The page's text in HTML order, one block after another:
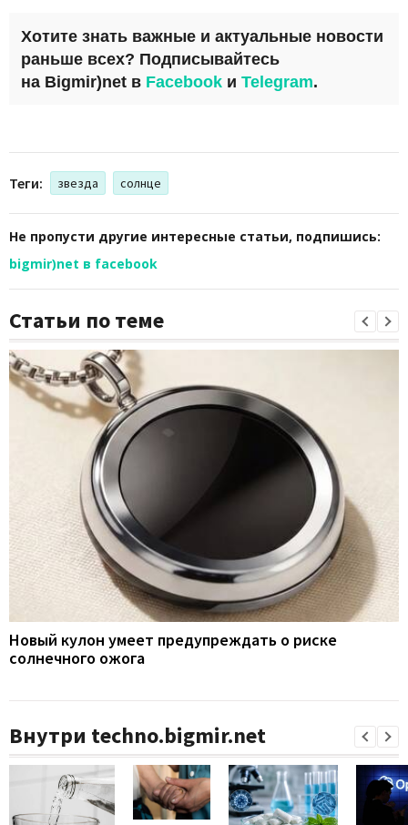
Хотите знать важные и актуальные новости
раньше всех? Подписывайтесь
на Bigmir)net в Facebook и Telegram.
Теги: звезда солнце
Не пропусти другие интересные статьи, подпишись:
bigmir)net в facebook
Статьи по теме
Новый кулон умеет предупреждать о риске
солнечного ожога
Внутри techno.bigmir.net